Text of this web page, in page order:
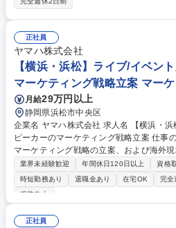
抽出 ■デジタルを活用したマーケティン
インターネット広告、SNS、紙媒体、屋
車、遠鉄バスをはじめとする自社交通広
範囲：会社の定める業務 募集職種 【浜松市】マーケティング（遠鉄グル
ープ各社の営業販促・企画）
正社員
ヤマハ株式会社
【横浜・浜松】ライブ/イベン
マーケティング戦略立案 マー
月給29万円以上
静岡県浜松市中央区
企業名 ヤマハ株式会社 求人名 【横浜・浜松】ライブ/イベント用ラウドス
ピーカーのマーケティング戦略立案 仕事の内容 市場・顧客・競合起点の
マーケティング戦略の立案、および海外
その実行をリードをお任せいたします。 【■具体的には】◎市場・顧客・
競合分析に基づき、商品の市場投入戦略
部門、協力会社を巻き込みながら施策を
ト用ラウドスピーカーのマーケティング戦
業界未経験歓迎 年間休日120日以上 資格
時短勤務あり
退職金あり 在宅OK 完全
服装自由
正社員